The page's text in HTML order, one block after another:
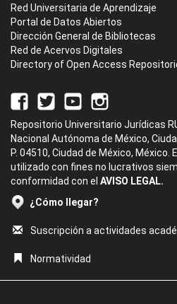
Red Universitaria de Aprendizaje
Portal de Datos Abiertos
Dirección General de Bibliotecas
Red de Acervos Digitales
Directory of Open Access
Repositorio Universitario Jurídicas
Nacional Autónoma de México,
P. 04510, Ciudad de México,
utilizado con fines no lucrativos
conformidad con el AVISO LEGAL.
¿Cómo llegar?
Suscripción a actividades
Normatividad